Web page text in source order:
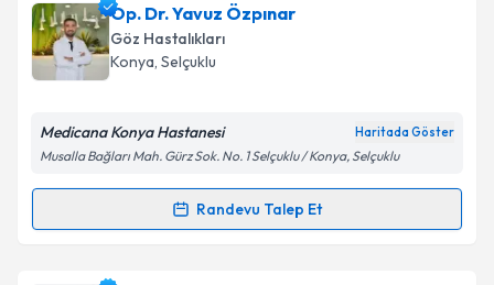
Takvim Talebini Gönder
Uzm. Dr. M.Oğuz Ulusoyiçin randevu takvimi talebi
oluşturun. Size bu uzmandan randevu almanız için bir
takvim hazırlandığında e-posta ile bilgilendireceğiz.
Kişisel verilerimin işlenmesine ilişkin
Metni'ni okudum ve kişisel verilerimin belirtilen
Op. Dr. Yavuz Özpınar
Göz Hastalıkları
Konya, Selçuklu
Medicana Konya Hastanesi Haritada Göster
Musalla Bağları Mah. Gürz Sok. No. 1 Selçuklu / Konya, Selçuklu
Randevu Talep Et
Randevu Takvimi Talebi